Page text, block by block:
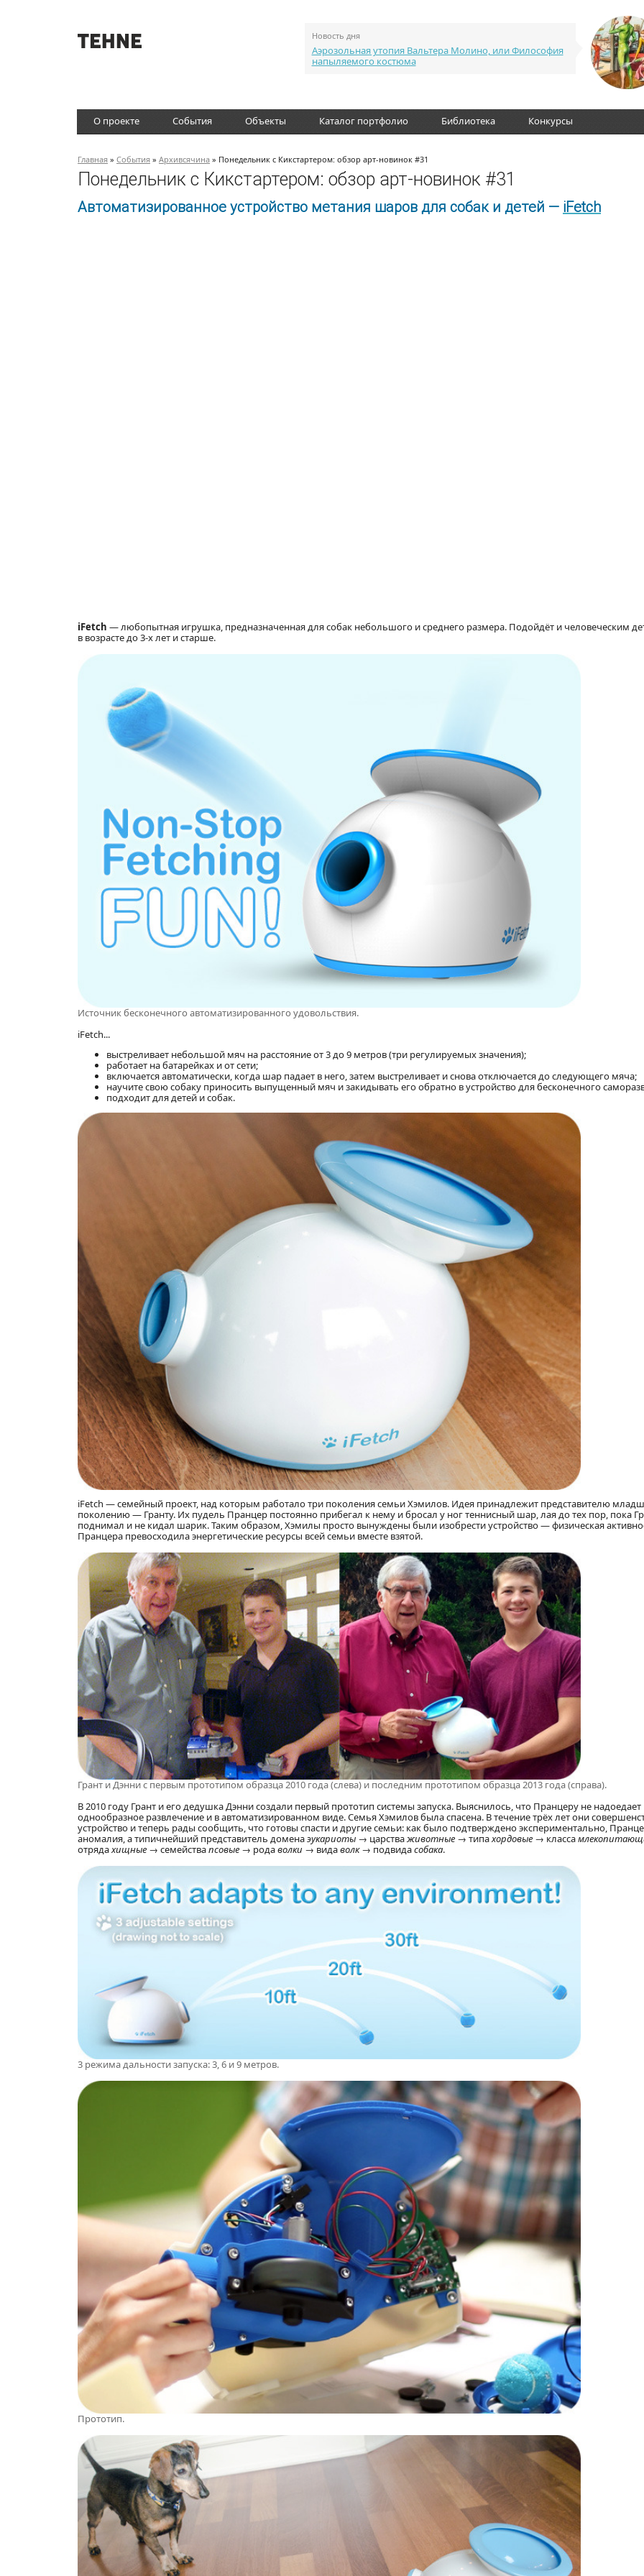
Новость дня
Аэрозольная утопия Вальтера Молино, или Философия
напыляемого костюма
О проекте События Объекты Каталог портфолио Библиотека Конкурсы
Главная » События » Архивсячина » Понедельник с Кикстартером: обзор арт-новинок #31
Понедельник с Кикстартером: обзор арт-новинок #31
Автоматизированное устройство метания шаров для собак и детей — iFetch
iFetch — любопытная игрушка, предназначенная для собак небольшого и среднего размера. Подойдёт и человеческим
в возрасте до 3-х лет и старше.
Источник бесконечного автоматизированного удовольствия.
iFetch...
выстреливает небольшой мяч на расстояние от 3 до 9 метров (три регулируемых значения);
работает на батарейках и от сети;
включается автоматически, когда шар падает в него, затем выстреливает и снова отключается до следующего мяча;
научите свою собаку приносить выпущенный мяч и закидывать его обратно в устройство для бесконечного
подходит для детей и собак.
iFetch — семейный проект, над которым работало три поколения семьи Хэмилов. Идея принадлежит представителю
поколению — Гранту. Их пудель Пранцер постоянно прибегал к нему и бросал у ног теннисный шар, лая до тех пор, пока
поднимал и не кидал шарик. Таким образом, Хэмилы просто вынуждены были изобрести устройство — физическая
Пранцера превосходила энергетические ресурсы всей семьи вместе взятой.
Грант и Дэнни с первым прототипом образца 2010 года (слева) и последним прототипом образца 2013 года (справа).
В 2010 году Грант и его дедушка Дэнни создали первый прототип системы запуска. Выяснилось, что Пранцеру не надоедает
однообразное развлечение и в автоматизированном виде. Семья Хэмилов была спасена. В течение трёх лет они
устройство и теперь рады сообщить, что готовы спасти и другие семьи: как было подтверждено экспериментально,
аномалия, а типичнейший представитель доменаэукариоты → царстваживотные → типахордовые → класса
отрядахищные → семействапсовые → родаволки → видаволк→ подвидасобака.
3 режима дальности запуска: 3, 6 и 9 метров.
Прототип.